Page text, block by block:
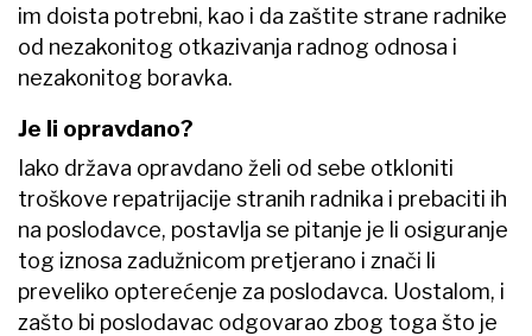
im doista potrebni, kao i da zaštite strane radnike
od nezakonitog otkazivanja radnog odnosa i
nezakonitog boravka.
Je li opravdano?
Iako država opravdano želi od sebe otkloniti
troškove repatrijacije stranih radnika i prebaciti ih
na poslodavce, postavlja se pitanje je li osiguranje
tog iznosa zadužnicom pretjerano i znači li
preveliko opterećenje za poslodavca. Uostalom, i
zašto bi poslodavac odgovarao zbog toga što je